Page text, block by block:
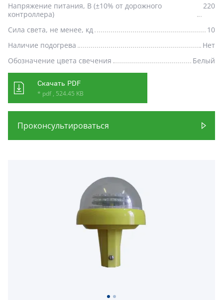
Напряжение питания, В (±10% от дорожного
контроллера)
220
Сила света, не менее, кд
10
Наличие подогрева
Нет
Обозначение цвета свечения
Белый
Скачать PDF
* pdf , 524.45 KB
Проконсультироваться